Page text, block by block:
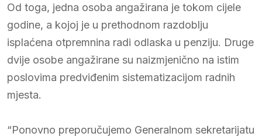
Od toga, jedna osoba angažirana je tokom cijele
godine, a kojoj je u prethodnom razdoblju
isplaćena otpremnina radi odlaska u penziju. Druge
dvije osobe angažirane su naizmjenično na istim
poslovima predviđenim sistematizacijom radnih
mjesta.
“Ponovno preporučujemo Generalnom sekretarijatu